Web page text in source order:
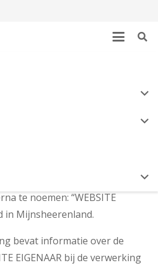
te noemen: “WEBSITE
in Mijnsheerenland.
bevat informatie over de
EIGENAAR bij de verwerking